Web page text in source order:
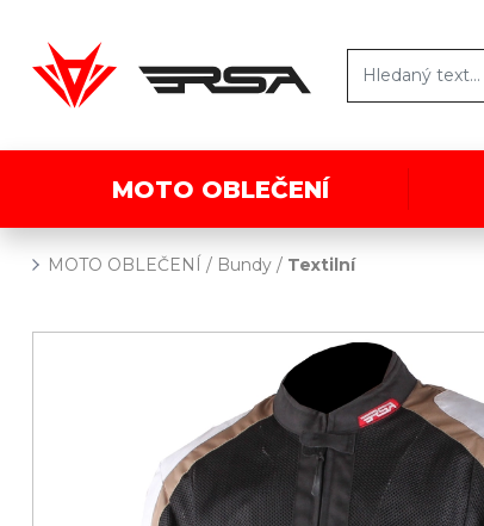
MOTO OBLEČENÍ
MOTO OBLEČENÍ / Bundy / Textilní